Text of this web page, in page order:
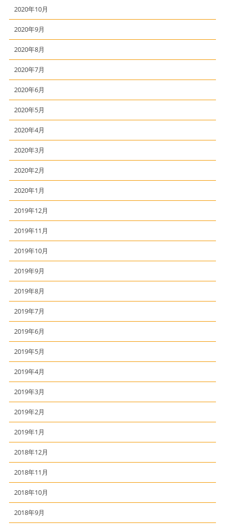
2020年10月
2020年9月
2020年8月
2020年7月
2020年6月
2020年5月
2020年4月
2020年3月
2020年2月
2020年1月
2019年12月
2019年11月
2019年10月
2019年9月
2019年8月
2019年7月
2019年6月
2019年5月
2019年4月
2019年3月
2019年2月
2019年1月
2018年12月
2018年11月
2018年10月
2018年9月